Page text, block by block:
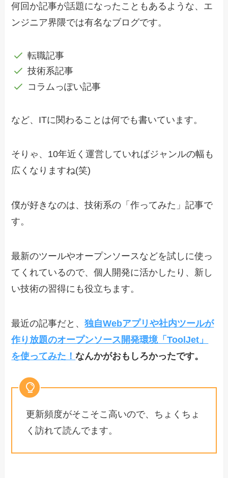
何回か記事が話題になったこともあるような、エ
ンジニア界隈では有名なブログです。
転職記事
技術系記事
コラムっぽい記事
など、ITに関わることは何でも書いています。
そりゃ、10年近く運営していればジャンルの幅も
広くなりますね(笑)
僕が好きなのは、技術系の「作ってみた」記事で
す。
最新のツールやオープンソースなどを試しに使っ
てくれているので、個人開発に活かしたり、新し
い技術の習得にも役立ちます。
最近の記事だと、独自Webアプリや社内ツールが
作り放題のオープンソース開発環境「ToolJet」
を使ってみた！なんかがおもしろかったです。
更新頻度がそこそこ高いので、ちょくちょ
く訪れて読んでます。